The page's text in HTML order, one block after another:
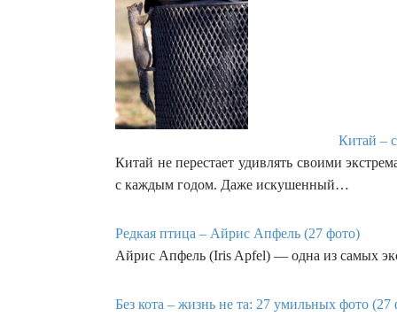
Китай –
Китай не перестает удивлять своими
с каждым годом. Даже искушенный…
Редкая птица – Айрис Апфель (27 фото)
Айрис Апфель (Iris Apfel) — одна из самых
Без кота – жизнь не та: 27 умильных фото (27